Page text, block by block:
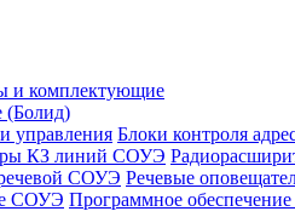
и комплектующие
(Болид)
управления Блоки контроля
КЗ линий СОУЭ
СОУЭ Речевые
СОУЭ Программное